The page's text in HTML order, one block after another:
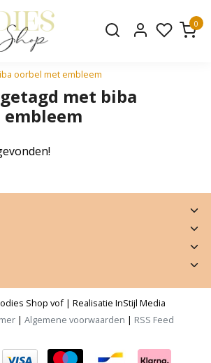
0
oorbel met embleem
met biba
Shop vof | Realisatie InStijl Media
| Algemene voorwaarden | RSS Feed